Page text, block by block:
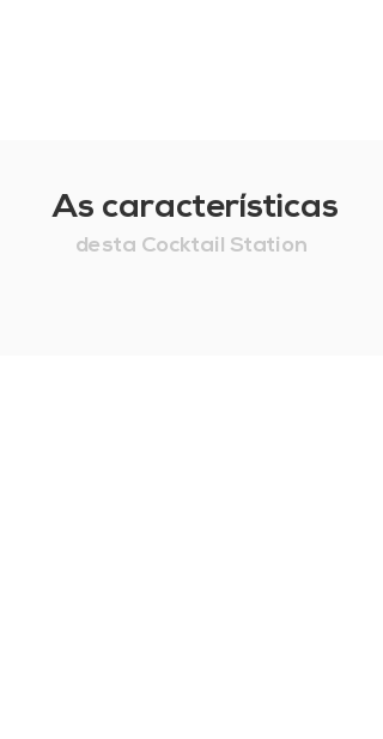
As características
desta Cocktail Station